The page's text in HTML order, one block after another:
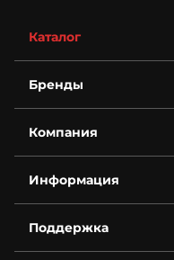
Каталог
Бренды
Компания
Контакты
Деталировки
Для бизнеса
Спецпредложения
Информация
Гарантия
Условия оплаты
Поддержка